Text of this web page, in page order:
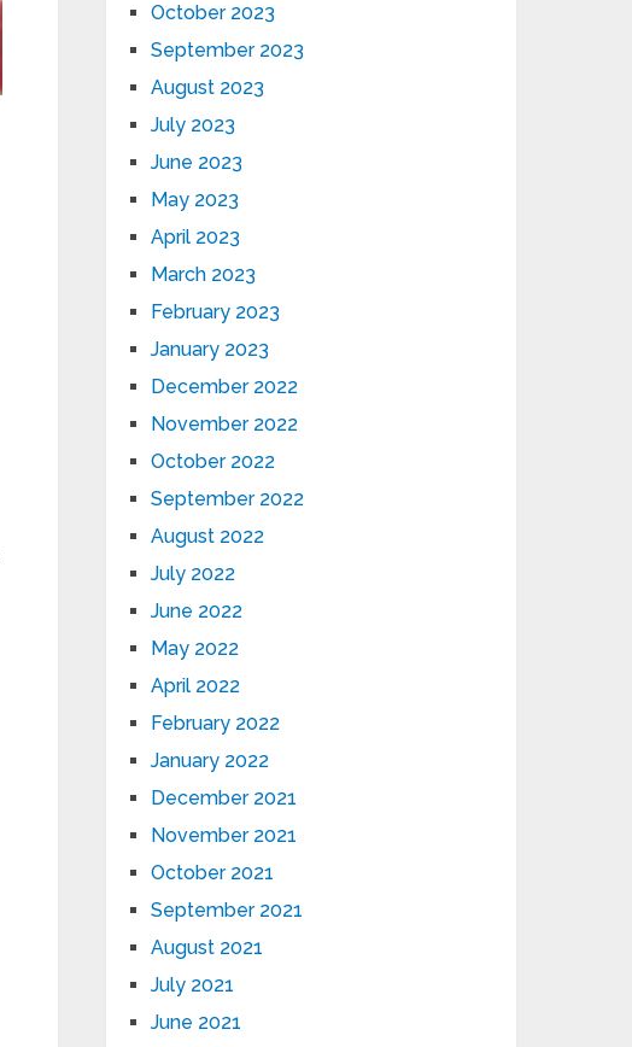
October 2023
September 2023
August 2023
July 2023
June 2023
May 2023
April 2023
March 2023
February 2023
January 2023
December 2022
November 2022
October 2022
September 2022
August 2022
July 2022
June 2022
May 2022
April 2022
February 2022
January 2022
December 2021
November 2021
October 2021
September 2021
August 2021
July 2021
June 2021